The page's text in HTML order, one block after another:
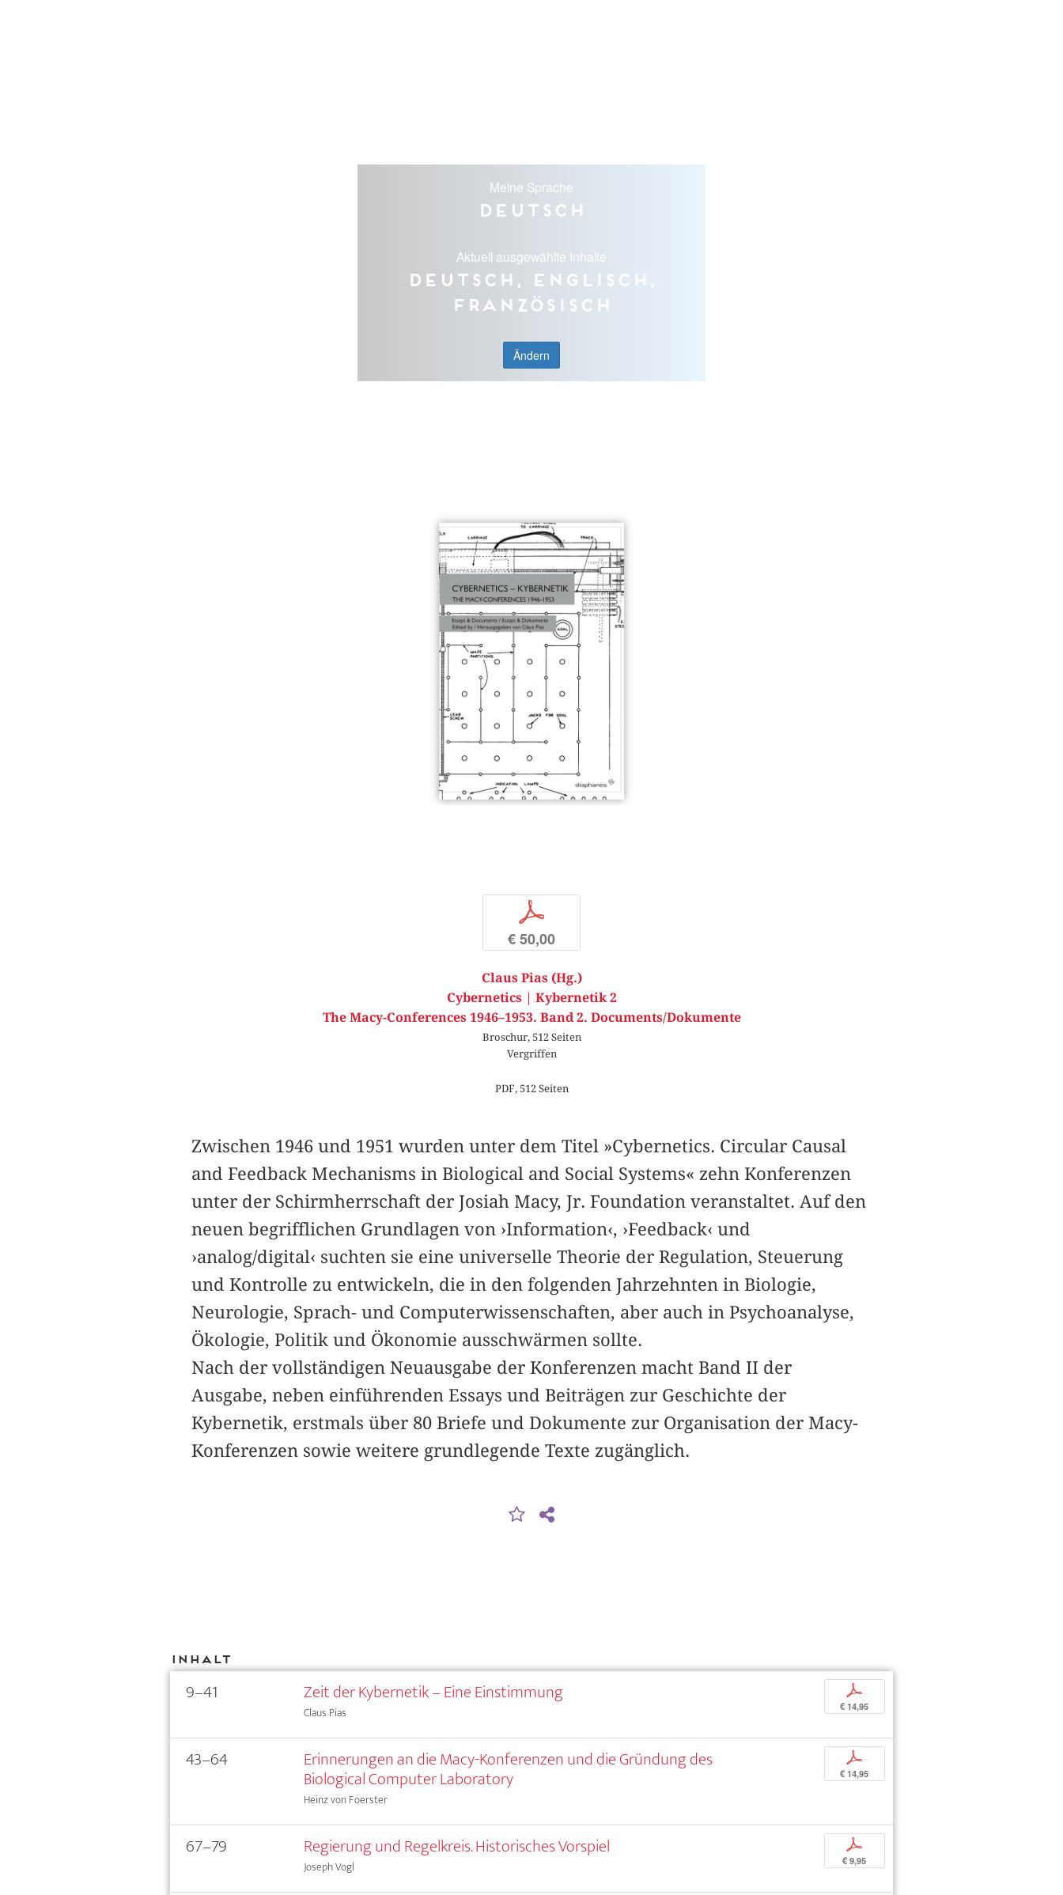
Meine Sprache
Deutsch
Aktuell ausgewählte Inhalte
Deutsch, Englisch,
Französisch
Ändern
p
€ 50,00
Claus Pias (Hg.)
Cybernetics | Kybernetik 2
The Macy-Conferences 1946–1953. Band 2. Documents/Dokumente
Broschur, 512 Seiten
Vergriffen
PDF, 512 Seiten
Zwischen 1946 und 1951 wurden unter dem Titel »Cybernetics. Circular Causal
and Feedback Mechanisms in Biological and Social Systems« zehn Konferenzen
unter der Schirmherrschaft der Josiah Macy, Jr. Foundation veranstaltet. Auf den
neuen begrifflichen Grundlagen von ›Information‹, ›Feedback‹ und
›analog/digital‹ suchten sie eine universelle Theorie der Regulation, Steuerung
und Kontrolle zu entwickeln, die in den folgenden Jahrzehnten in Biologie,
Neurologie, Sprach- und Computerwissenschaften, aber auch in Psychoanalyse,
Ökologie, Politik und Ökonomie ausschwärmen sollte.
Nach der vollständigen Neuausgabe der Konferenzen macht Band II der
Ausgabe, neben einführenden Essays und Beiträgen zur Geschichte der
Kybernetik, erstmals über 80 Briefe und Dokumente zur Organisation der Macy-
Konferenzen sowie weitere grundlegende Texte zugänglich.
Inhalt
9–41 Zeit der Kybernetik – Eine Einstimmung
Claus Pias
p
€ 14,95
43–64 Erinnerungen an die Macy-Konferenzen und die Gründung des
Biological Computer Laboratory
Heinz von Foerster
p
€ 14,95
67–79 Regierung und Regelkreis. Historisches Vorspiel
Joseph Vogl
p
€ 9,95